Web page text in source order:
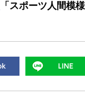
「スポーツ人間模様